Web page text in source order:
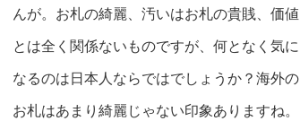
んが。お札の綺麗、汚いはお札の貴賎、価値
とは全く関係ないものですが、何となく気に
なるのは日本人ならではでしょうか？海外の
お札はあま り綺麗じゃない印象ありますね。